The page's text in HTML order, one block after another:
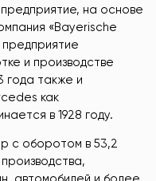
на основе
«Bayerische
и производстве
года также и
как
в 1928 году.
с оборотом в 53,2